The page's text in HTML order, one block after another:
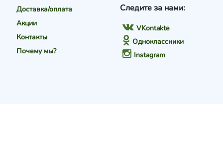
Доставка/оплата
Акции
Контакты
Почему мы?
Следите за нами:
VKontakte
Одноклассники
Instagram